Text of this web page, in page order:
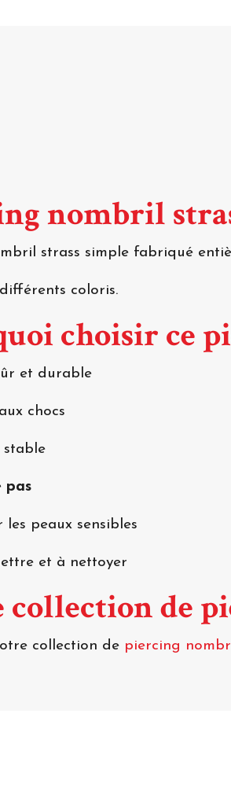
nombril
strass simple fabriqué
coloris.
choisir ce
et durable
chocs
pas
peaux sensibles
et à nettoyer
collection de
collection de piercing